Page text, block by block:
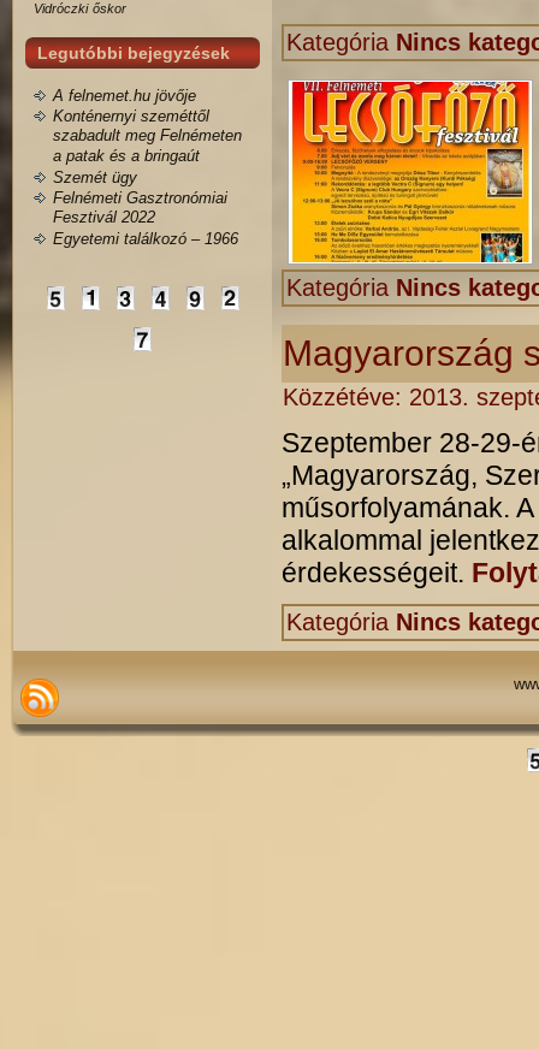
Vidróczki őskor
Legutóbbi bejegyzések
A felnemet.hu jövője
Konténernyi szeméttől
szabadult meg Felnémeten
a patak és a bringaút
Szemét ügy
Felnémeti Gasztronómiai
Fesztivál 2022
Egyetemi találkozó – 1966
Kategória Nincs
Kategória Nincs
Magyarország
Közzétéve: 2013.
Szeptember 28-29-
„Magyarország,
műsorfolyamának.
alkalommal
érdekességeit.
Kategória Nincs